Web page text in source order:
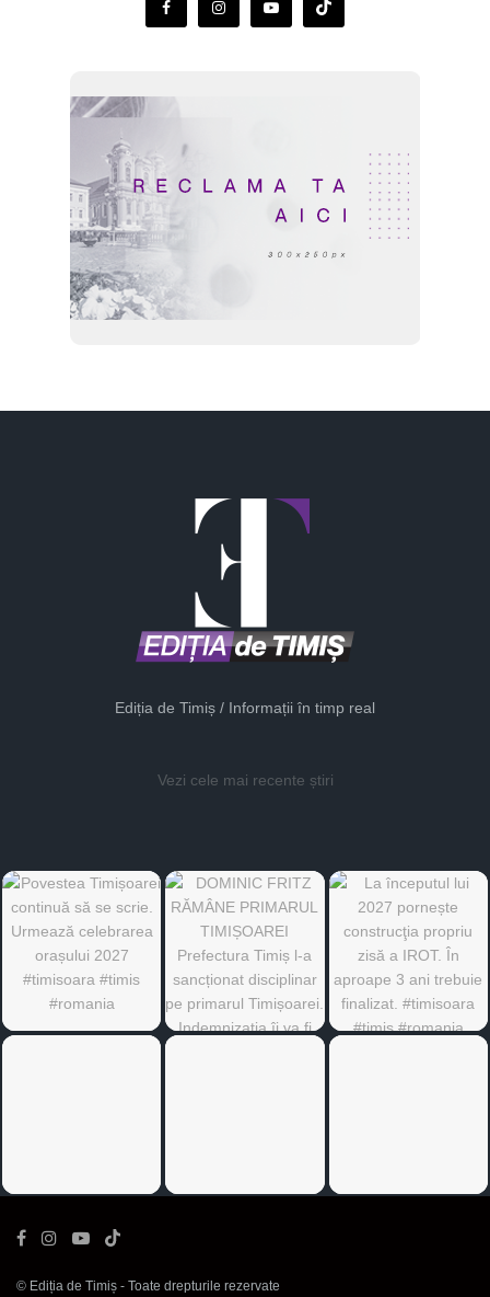
Ediția de Timiș / Informații în timp real
Vezi cele mai recente știri
© Ediția de Timiș - Toate drepturile rezervate